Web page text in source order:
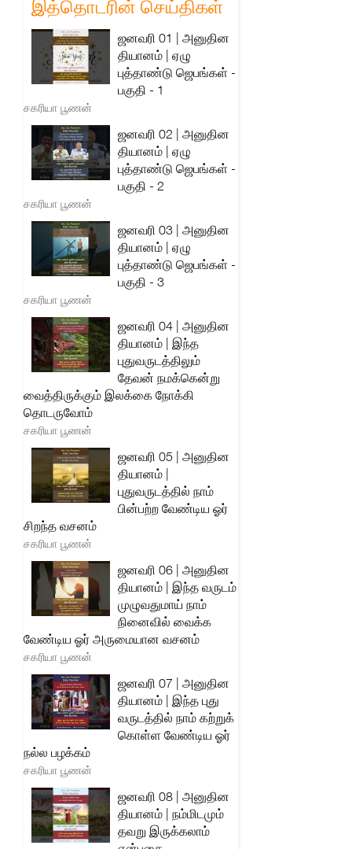
இத்தொடரின் செய்திகள்
ஜனவரி 01 | அனுதின
தியானம் | ஏழு
புத்தாண்டு ஜெபங்கள் -
பகுதி - 1
சகரியா பூணன்
ஜனவரி 02 | அனுதின
தியானம் | ஏழு
புத்தாண்டு ஜெபங்கள் -
பகுதி - 2
சகரியா பூணன்
ஜனவரி 03 | அனுதின
தியானம் | ஏழு
புத்தாண்டு ஜெபங்கள் -
பகுதி - 3
சகரியா பூணன்
ஜனவரி 04 | அனுதின
தியானம் | இந்த
புதுவருடத்திலும்
தேவன் நமக்கென்று
வைத்திருக்கும் இலக்கை நோக்கி
தொடருவோம்
சகரியா பூணன்
ஜனவரி 05 | அனுதின
தியானம் |
புதுவருடத்தில் நாம்
பின்பற்ற வேண்டிய ஓர்
சிறந்த வசனம்
சகரியா பூணன்
ஜனவரி 06 | அனுதின
தியானம் | இந்த வருடம்
முழுவதுமாய் நாம்
நினைவில் வைக்க
வேண்டிய ஓர் அருமையான வசனம்
சகரியா பூணன்
ஜனவரி 07 | அனுதின
தியானம் | இந்த புது
வருடத்தில் நாம் கற்றுக்
கொள்ள வேண்டிய ஓர்
நல்ல பழக்கம்
சகரியா பூணன்
ஜனவரி 08 | அனுதின
தியானம் | நம்மிடமும்
தவறு இருக்கலாம்